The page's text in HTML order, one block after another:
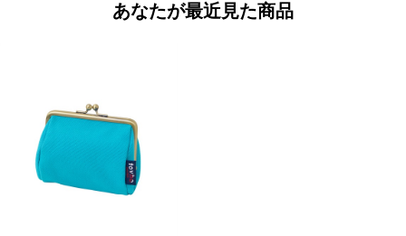
あなたが最近見た商品